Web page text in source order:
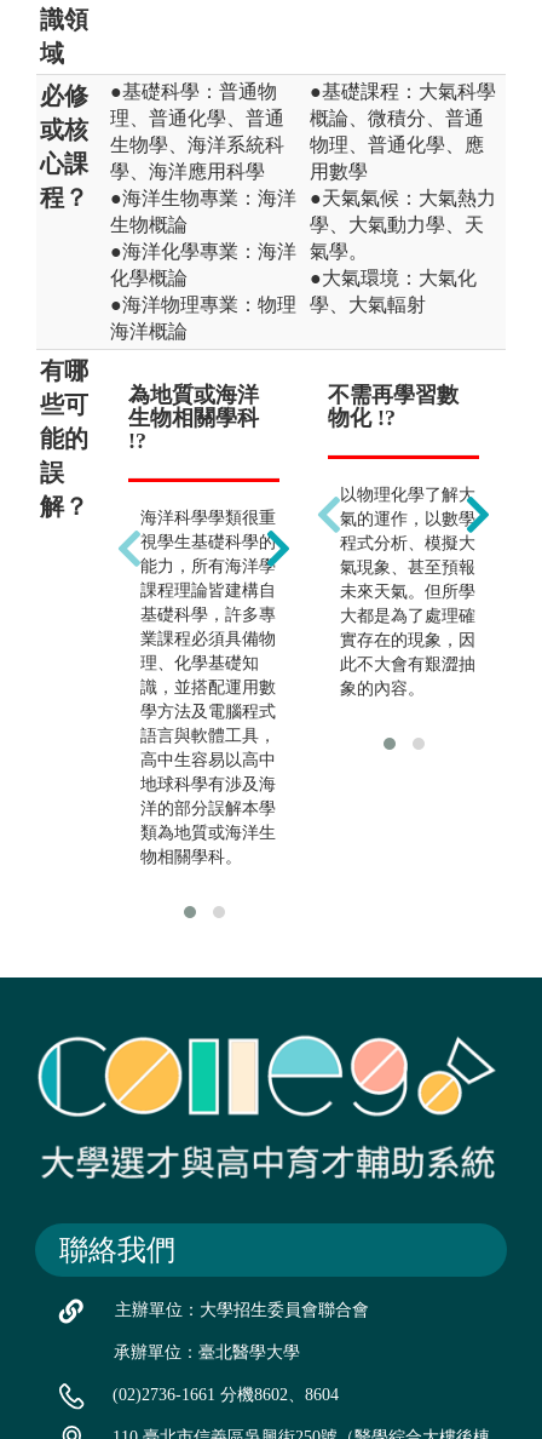
識領
域
必修
或核
心課
程？
●基礎科學：普通物
理、普通化學、普通
生物學、海洋系統科
學、海洋應用科學
●海洋生物專業：海洋
生物概論
●海洋化學專業：海洋
化學概論
●海洋物理專業：物理
海洋概論
●基礎課程：大氣科學
概論、微積分、普通
物理、普通化學、應
用數學
●天氣氣候：大氣熱力
學、大氣動力學、天
氣學。
●大氣環境：大氣化
學、大氣輻射
有哪
些可
能的
誤
解？
為地質或海洋
生物相關學科
!?
海洋科學學類很重
視學生基礎科學的
能力，所有海洋學
課程理論皆建構自
基礎科學，許多專
業課程必須具備物
理、化學基礎知
識，並搭配運用數
學方法及電腦程式
語言與軟體工具，
高中生容易以高中
地球科學有渉及海
洋的部分誤解本學
類為地質或海洋生
物相關學科。
畢業只能繼續
做海洋相關研
畢業生就業統計：
私人企業單位含工
程顧問公司、科學
園區、環境影響評
估、生態旅遊、水
產飼料養殖；公立
海洋相關機構及教
育單位、研究單
不需再學習數
物化 !?
以物理化學了解大
氣的運作，以數學
程式分析、模擬大
氣現象、甚至預報
未來天氣。但所學
大都是為了處理確
實存在的現象，因
此不大會有艱澀抽
象的內容。
聯絡我們
主辦單位：大學招生委員會聯合會
承辦單位：臺北醫學大學
(02)2736-1661 分機8602、8604